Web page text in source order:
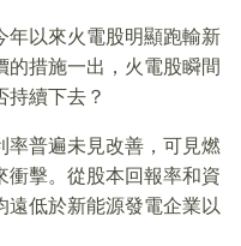
年以來火電股明顯跑輸新
的措施一出，火電股瞬間
持續下去？
率普遍未見改善，可見燃
衝擊。從股本回報率和資
遠低於新能源發電企業以